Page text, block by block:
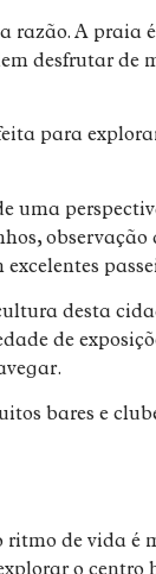
razão. A praia
desfrutar de
para
uma
observação
desta
de
bares e
ritmo de vida é